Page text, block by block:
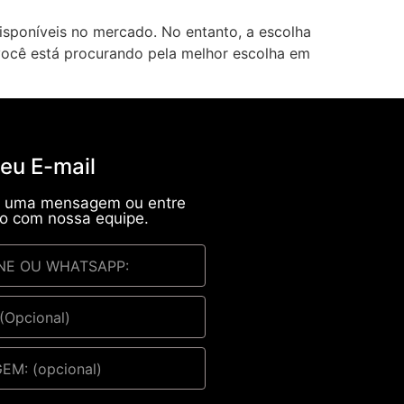
no mercado. No entanto, a escolha
está procurando pela melhor escolha em
E-mail
mensagem ou entre
com nossa equipe.